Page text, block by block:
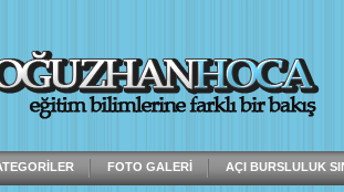
FOTO GALERI AÇI BURSLULUK